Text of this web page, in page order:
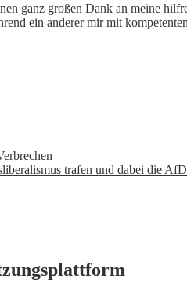
ganz großen Dank an meine
ein anderer mir mit
trafen und dabei die